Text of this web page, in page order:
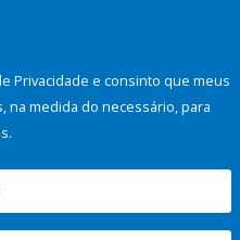
Privacidade e consinto que meus
na medida do necessário, para